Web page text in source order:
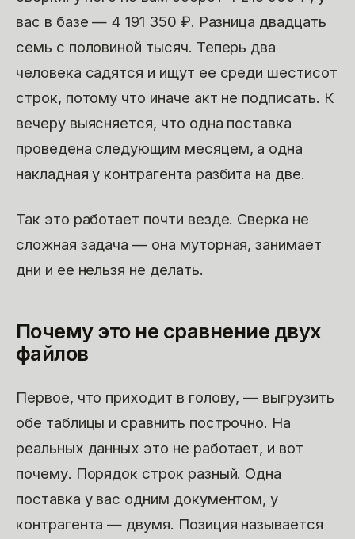
вас в базе — 4 191 350 ₽. Разница двадцать
семь с половиной тысяч. Теперь два
человека садятся и ищут ее среди шестисот
строк, потому что иначе акт не подписать. К
вечеру выясняется, что одна поставка
проведена следующим месяцем, а одна
накладная у контрагента разбита на две.
Так это работает почти везде. Сверка не
сложная задача — она муторная, занимает
дни и ее нельзя не делать.
Почему это не сравнение двух
файлов
Первое, что приходит в голову, — выгрузить
обе таблицы и сравнить построчно. На
реальных данных это не работает, и вот
почему. Порядок строк разный. Одна
поставка у вас одним документом, у
контрагента — двумя. Позиция называется